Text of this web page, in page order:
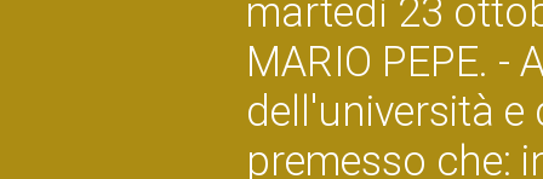
martedì 23
MARIO PEPE.
dell'università e
premesso che: